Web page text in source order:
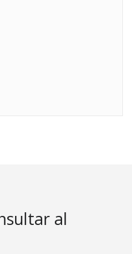
al